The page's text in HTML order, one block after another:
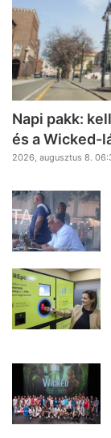
Napi pakk:
és a Wicked-
2026, augusztus 8.